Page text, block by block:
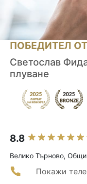
ПОБЕДИТЕЛ
Светослав
плуване
8.8
Велико Търново,
Покажи